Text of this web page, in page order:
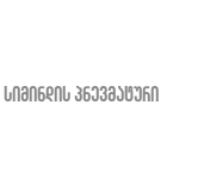
სიმინდის პნევმატური